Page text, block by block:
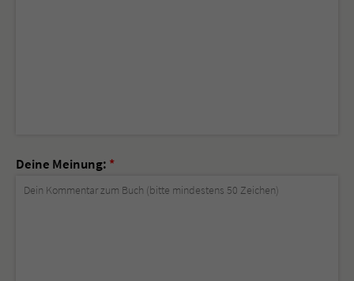
Deine Meinung: *